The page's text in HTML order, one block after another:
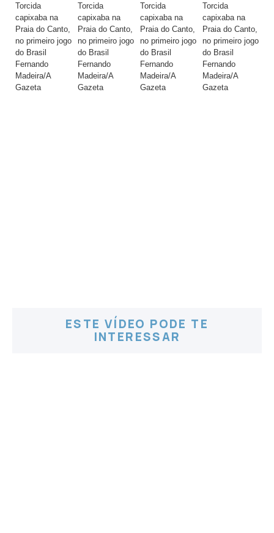
Torcida
capixaba na
Praia do Canto,
no primeiro jogo
do Brasil
Fernando
Madeira/A
Gazeta
Torcida
capixaba na
Praia do Canto,
no primeiro jogo
do Brasil
Fernando
Madeira/A
Gazeta
Torcida
capixaba na
Praia do Canto,
no primeiro jogo
do Brasil
Fernando
Madeira/A
Gazeta
Torcida
capixaba na
Praia do Canto,
no primeiro jogo
do Brasil
Fernando
Madeira/A
Gazeta
ESTE VÍDEO PODE TE
INTERESSAR